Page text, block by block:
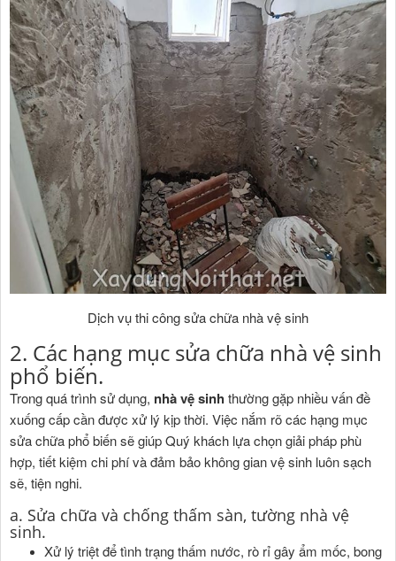
Dịch vụ thi công sửa chữa nhà vệ sinh
2. Các hạng mục sửa chữa nhà vệ sinh
phổ biến.
Trong quá trình sử dụng, nhà vệ sinh thường gặp nhiều vấn đề
xuống cấp cần được xử lý kịp thời. Việc nắm rõ các hạng mục
sửa chữa phổ biến sẽ giúp Quý khách lựa chọn giải pháp phù
hợp, tiết kiệm chi phí và đảm bảo không gian vệ sinh luôn sạch
sẽ, tiện nghi.
a. Sửa chữa và chống thấm sàn, tường nhà vệ
sinh.
Xử lý triệt để tình trạng thấm nước, rò rỉ gây ẩm mốc, bong